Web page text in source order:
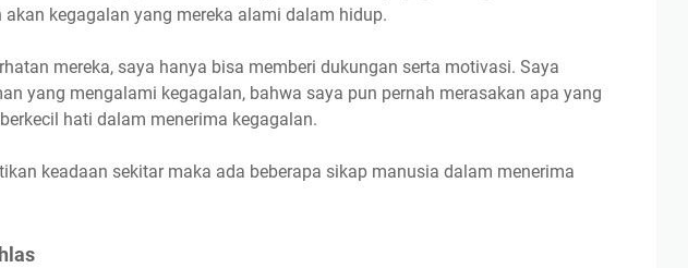
kegagalan yang mereka alami dalam hidup.
mereka, saya hanya bisa memberi dukungan serta motivasi. Saya
yang mengalami kegagalan, bahwa saya pun pernah merasakan apa yang
hati dalam menerima kegagalan.
keadaan sekitar maka ada beberapa sikap manusia dalam menerima